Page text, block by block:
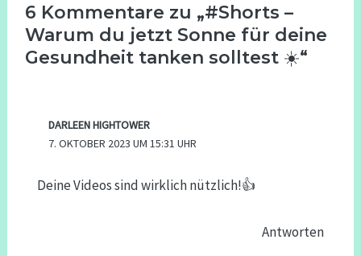
6 Kommentare zu „#Shorts –
Warum du jetzt Sonne für deine
Gesundheit tanken solltest ☀️“
DARLEEN HIGHTOWER
7. OKTOBER 2023 UM 15:31 UHR
Deine Videos sind wirklich nützlich!👍
Antworten